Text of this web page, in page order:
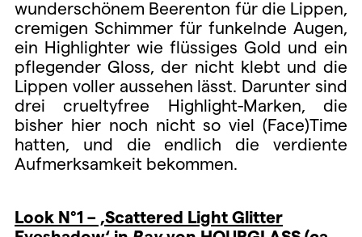
wunderschönem Beerenton für die Lippen,
cremigen Schimmer für funkelnde Augen,
ein Highlighter wie flüssiges Gold und ein
pflegender Gloss, der nicht klebt und die
Lippen voller aussehen lässt. Darunter sind
drei crueltyfree Highlight-Marken, die
bisher hier noch nicht so viel (Face)Time
hatten, und die endlich die verdiente
Aufmerksamkeit bekommen.
Look N°1 – ‚Scattered Light Glitter